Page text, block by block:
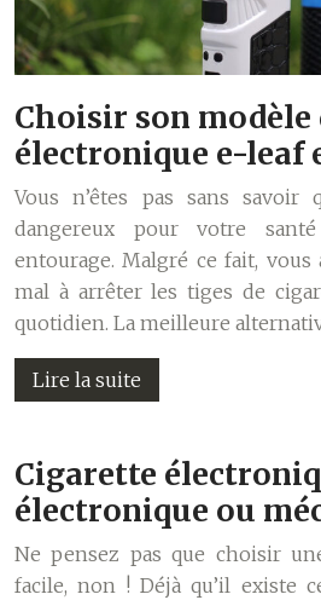
Choisir son modèle
électronique e-leaf
Vous n’êtes pas sans
dangereux pour votre
entourage. Malgré ce fait, vous
mal à arrêter les tiges de
quotidien. La meilleure
Lire la suite
Cigarette
électronique ou
Ne pensez pas que choisir
facile, non ! Déjà qu’il existe